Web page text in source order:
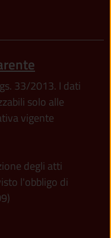
33/2013. I dati
solo alle
vigente
degli atti
l'obbligo di